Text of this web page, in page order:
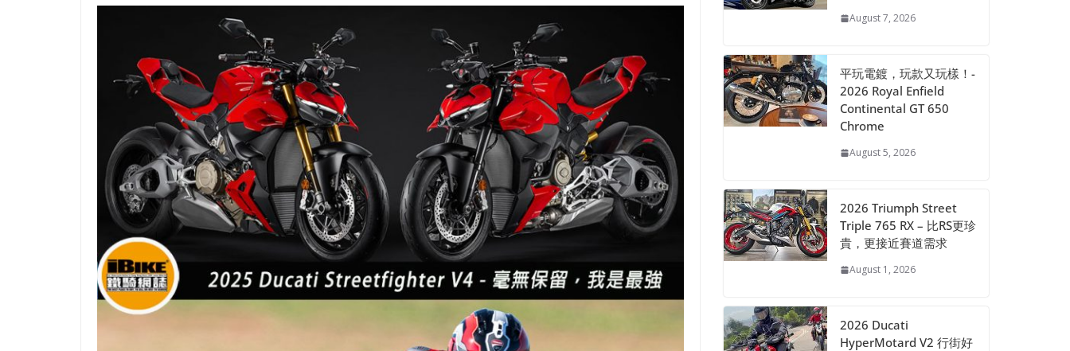
August 7, 2026
平玩電鍍，玩款又玩樣！-
2026 Royal Enfield
Continental GT 650
Chrome
August 5, 2026
2026 Triumph Street
Triple 765 RX – 比RS更珍
貴，更接近賽道需求
August 1, 2026
2026 Ducati
HyperMotard V2 行街好